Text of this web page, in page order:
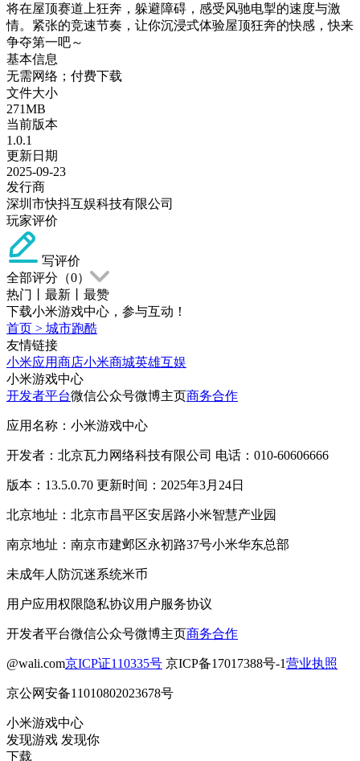
将在屋顶赛道上狂奔，躲避障碍，感受风驰电掣的速度与激
情。紧张的竞速节奏，让你沉浸式体验屋顶狂奔的快感，快来
争夺第一吧～
基本信息
无需网络；付费下载
文件大小
271MB
当前版本
1.0.1
更新日期
2025-09-23
发行商
深圳市快抖互娱科技有限公司
玩家评价
写评价
全部评分（0）
热门
最新
最赞
下载小米游戏中心，参与互动！
首页 > 城市跑酷
友情链接
小米应用商店小米商城英雄互娱
小米游戏中心
开发者平台微信公众号微博主页商务合作
应用名称：小米游戏中心
开发者：北京瓦力网络科技有限公司 电话：010-60606666
版本：13.5.0.70 更新时间：2025年3月24日
北京地址：北京市昌平区安居路小米智慧产业园
南京地址：南京市建邺区永初路37号小米华东总部
未成年人防沉迷系统米币
用户应用权限隐私协议用户服务协议
开发者平台微信公众号微博主页商务合作
@wali.com京ICP证110335号 京ICP备17017388号-1营业执照
京公网安备11010802023678号
小米游戏中心
发现游戏 发现你
下载